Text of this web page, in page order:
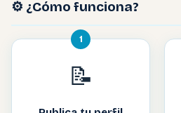
⚙️ ¿Cómo funciona?
1
📝